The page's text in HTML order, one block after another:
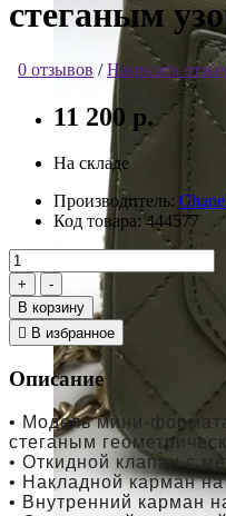
стеганым
0 отзывов /Написать отзыв
11 200 р.
На складе
Производитель:
Код товара: 444577
В корзину
В избранное
Описание
• Модель мини-
стеганым
• Откидной клапан с
• Накладной карман
• Внутренний карман